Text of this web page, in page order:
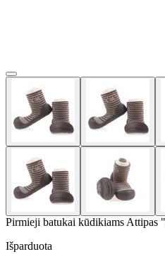
Pirmieji batukai kūdikiams Attipas
Išparduota